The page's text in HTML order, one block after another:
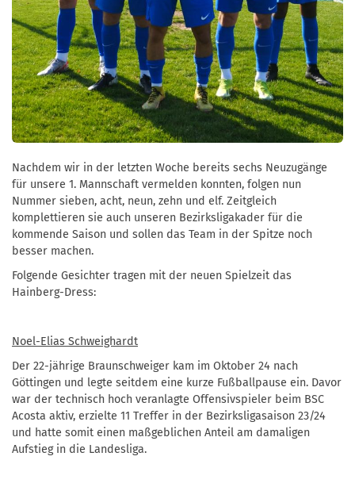
Nachdem wir in der letzten Woche bereits sechs Neuzugänge
für unsere 1. Mannschaft vermelden konnten, folgen nun
Nummer sieben, acht, neun, zehn und elf. Zeitgleich
komplettieren sie auch unseren Bezirksligakader für die
kommende Saison und sollen das Team in der Spitze noch
besser machen.
Folgende Gesichter tragen mit der neuen Spielzeit das
Hainberg-Dress:
Noel-Elias Schweighardt
Der 22-jährige Braunschweiger kam im Oktober 24 nach
Göttingen und legte seitdem eine kurze Fußballpause ein. Davor
war der technisch hoch veranlagte Offensivspieler beim BSC
Acosta aktiv, erzielte 11 Treffer in der Bezirksligasaison 23/24
und hatte somit einen maßgeblichen Anteil am damaligen
Aufstieg in die Landesliga.